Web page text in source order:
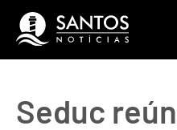
Seduc